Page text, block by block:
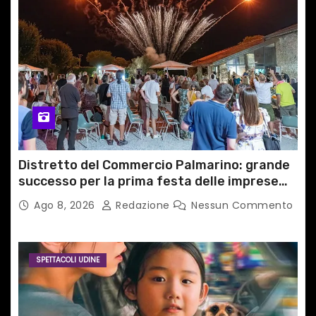
Distretto del Commercio Palmarino: grande
successo per la prima festa delle imprese
del territorio
Ago 8, 2026 Redazione Nessun Commento
SPETTACOLI UDINE